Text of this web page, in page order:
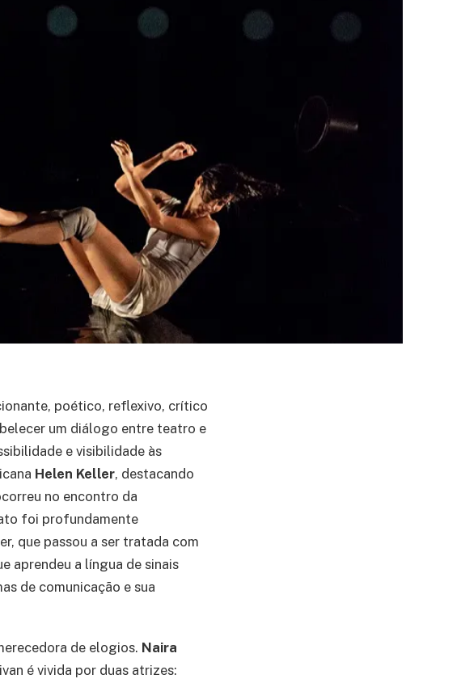
poético, reflexivo, crítico
um diálogo entre teatro e
e visibilidade às
Helen Keller, destacando
no encontro da
foi profundamente
que passou a ser tratada com
aprendeu a língua de sinais
de comunicação e sua
de elogios. Naira
é vivida por duas atrizes: